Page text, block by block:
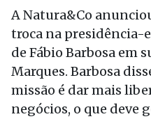
A Natura&Co
troca na presidência-
de Fábio Barbosa em
Marques. Barbosa
missão é dar mais
negócios, o que deve